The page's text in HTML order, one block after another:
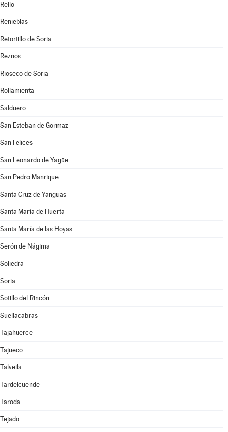
Rello
Renieblas
Retortillo de Soria
Reznos
Rioseco de Soria
Rollamienta
Salduero
San Esteban de Gormaz
San Felices
San Leonardo de Yagüe
San Pedro Manrique
Santa Cruz de Yanguas
Santa María de Huerta
Santa María de las Hoyas
Serón de Nágima
Soliedra
Soria
Sotillo del Rincón
Suellacabras
Tajahuerce
Tajueco
Talveila
Tardelcuende
Taroda
Tejado